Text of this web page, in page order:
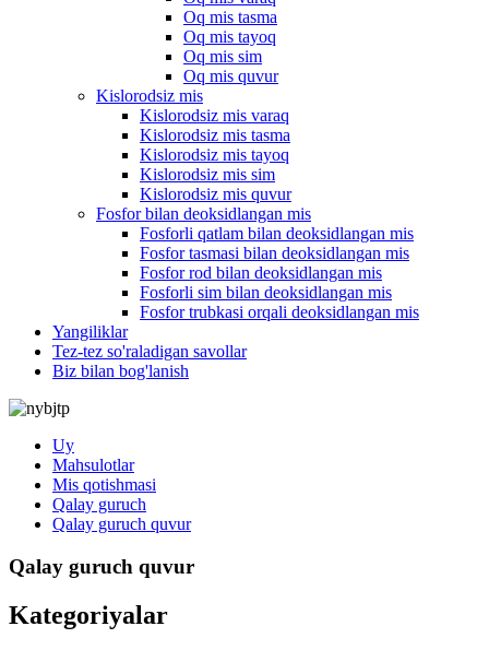
Oq mis tasma
Oq mis tayoq
Oq mis sim
Oq mis quvur
Kislorodsiz mis
Kislorodsiz mis varaq
Kislorodsiz mis tasma
Kislorodsiz mis tayoq
Kislorodsiz mis sim
Kislorodsiz mis quvur
Fosfor bilan deoksidlangan mis
Fosforli qatlam bilan deoksidlangan mis
Fosfor tasmasi bilan deoksidlangan mis
Fosfor rod bilan deoksidlangan mis
Fosforli sim bilan deoksidlangan mis
Fosfor trubkasi orqali deoksidlangan mis
Yangiliklar
Tez-tez so'raladigan savollar
Biz bilan bog'lanish
Uy
Mahsulotlar
Mis qotishmasi
Qalay guruch
Qalay guruch quvur
Qalay guruch quvur
Kategoriyalar